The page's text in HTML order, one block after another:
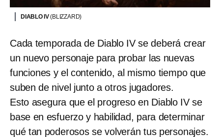
DIABLO IV(BLIZZARD)
Cada temporada de Diablo IV se deberá crear
un nuevo personaje para probar las nuevas
funciones y el contenido, al mismo tiempo que
suben de nivel junto a otros jugadores.
Esto asegura que el progreso en Diablo IV se
base en esfuerzo y habilidad, para determinar
qué tan poderosos se volverán tus personajes.